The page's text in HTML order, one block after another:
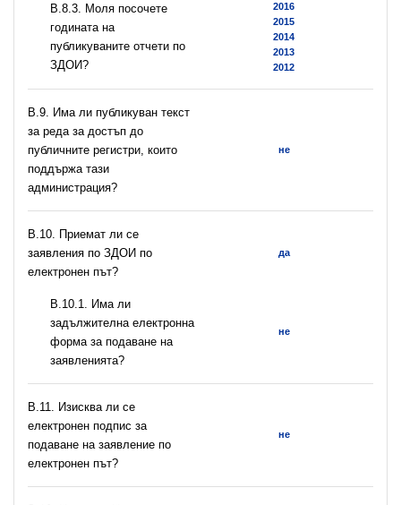
В.8.3. Моля посочете
годината на
публикуваните отчети по
ЗДОИ?
2016
2015
2014
2013
2012
В.9. Има ли публикуван текст
за реда за достъп до
публичните регистри, които
поддържа тази
администрация?
не
В.10. Приемат ли се
заявления по ЗДОИ по
електронен път?
да
В.10.1. Има ли
задължителна електронна
форма за подаване на
заявленията?
не
В.11. Изисква ли се
електронен подпис за
подаване на заявление по
електронен път?
не